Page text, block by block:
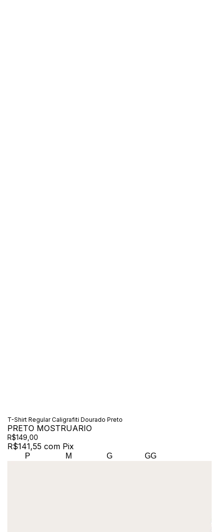
T-Shirt Regular Caligrafiti Dourado Preto
PRETO MOSTRUARIO
R$149,00
R$141,55 com Pix
P M G GG